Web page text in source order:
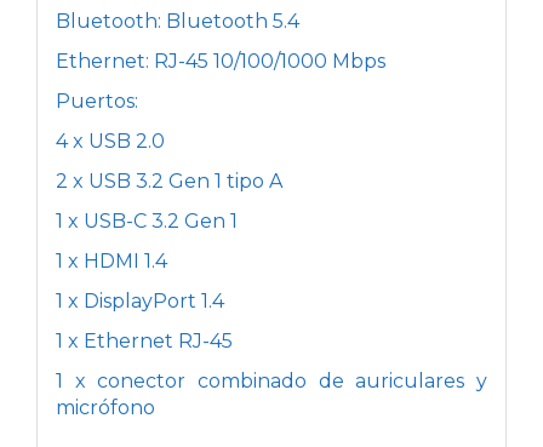
Bluetooth: Bluetooth 5.4
Ethernet: RJ-45 10/100/1000 Mbps
Puertos:
4 x USB 2.0
2 x USB 3.2 Gen 1 tipo A
1 x USB-C 3.2 Gen 1
1 x HDMI 1.4
1 x DisplayPort 1.4
1 x Ethernet RJ-45
1 x conector combinado de auriculares y
micrófono